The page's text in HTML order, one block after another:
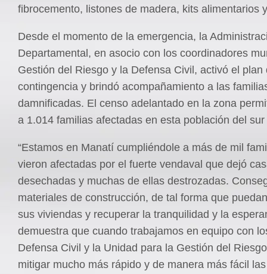
fibrocemento, listones de madera, kits alimentarios
Desde el momento de la emergencia, la
Departamental, en asocio con los coordinadores
Gestión del Riesgo y la Defensa Civil, activó el plan
contingencia y brindó acompañamiento a las
damnificadas. El censo adelantado en la zona
a 1.014 familias afectadas en esta población del
“Estamos en Manatí cumpliéndole a más de mil
vieron afectadas por el fuerte vendaval que dejó
desechadas y muchas de ellas destrozadas.
materiales de construcción, de tal forma que
sus viviendas y recuperar la tranquilidad y la
demuestra que cuando trabajamos en equipo con
Defensa Civil y la Unidad para la Gestión del
mitigar mucho más rápido y de manera más fácil